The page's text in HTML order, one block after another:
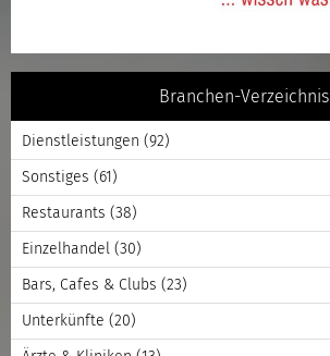
Branchen-Verzeichnis
Dienstleistungen (92)
Sonstiges (61)
Restaurants (38)
Einzelhandel (30)
Bars, Cafes & Clubs (23)
Unterkünfte (20)